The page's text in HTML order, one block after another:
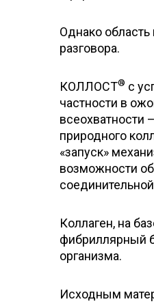
Однако
разговора.
КОЛЛОСТ® с
частности в
всеохватности
природного
«запуск»
возможности
Коллаген, на
фибриллярный
организма.
Исходным